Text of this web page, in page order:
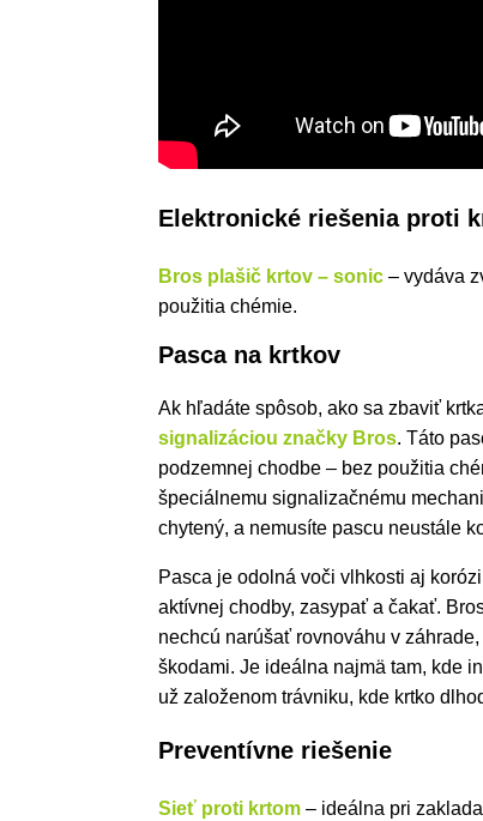
Elektronické riešenia proti
Bros plašič krtov – sonic – vydáva
použitia chémie.
Pasca na krtkov
Ak hľadáte spôsob, ako sa zbaviť
signalizáciou značky Bros. Táto
podzemnej chodbe – bez použitia
špeciálnemu signalizačnému
chytený, a nemusíte pascu neustále
Pasca je odolná voči vlhkosti aj
aktívnej chodby, zasypať a čakať.
nechcú narúšať rovnováhu v
škodami. Je ideálna najmä tam, kde
už založenom trávniku, kde krtko
Preventívne riešenie
Sieť proti krtom – ideálna pri